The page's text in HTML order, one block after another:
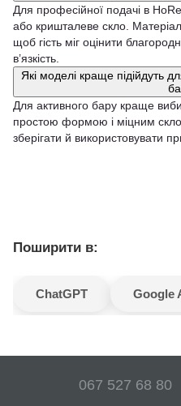
Для професійної подачі в
або кришталеве скло.
щоб гість міг оцінити
в’язкість.
Які моделі краще підійдуть
Для активного бару краще
простою формою і міцним
зберігати й використовувати
Поширити в:
ChatGPT Google
067 527 68 80